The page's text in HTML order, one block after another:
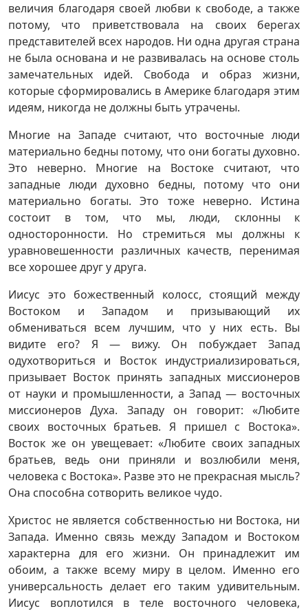
величия благодаря своей любви к свободе, а также
потому, что приветствовала на своих берегах
представителей всех народов. Ни одна другая страна
не была основана и не развивалась на основе столь
замечательных идей. Свобода и образ жизни,
которые сформировались в Америке благодаря этим
идеям, никогда не должны быть утрачены.
Многие на Западе считают, что восточные люди
материально бедны потому, что они богаты духовно.
Это неверно. Многие на Востоке считают, что
западные люди духовно бедны, потому что они
материально богаты. Это тоже неверно. Истина
состоит в том, что мы, люди, склонны к
односторонности. Но стремиться мы должны к
уравновешенности различных качеств, перенимая
все хорошее друг у друга.
Иисус это божественный колосс, стоящий между
Востоком и Западом и призывающий их
обмениваться всем лучшим, что у них есть. Вы
видите его? Я — вижу. Он побуждает Запад
одухотвориться и Восток индустриализироваться,
призывает Восток принять западных миссионеров
от науки и промышленности, а Запад — восточных
миссионеров Духа. Западу он говорит: «Любите
своих восточных братьев. Я пришел с Востока».
Восток же он увещевает: «Любите своих западных
братьев, ведь они приняли и возлюбили меня,
человека с Востока». Разве это не прекрасная мысль?
Она способна сотворить великое чудо.
Христос не является собственностью ни Востока, ни
Запада. Именно связь между Западом и Востоком
характерна для его жизни. Он принадлежит им
обоим, а также всему миру в целом. Именно его
универсальность делает его таким удивительным.
Иисус воплотился в теле восточного человека,